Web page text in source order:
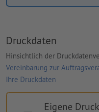
Druckdaten
Hinsichtlich der
Vereinbarung zur
Ihre Druckdaten
Eigene